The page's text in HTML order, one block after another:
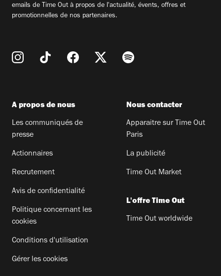
emails de Time Out à propos de l'actualité, évents, offres et
promotionnelles de nos partenaires.
A propos de nous
Les communiqués de
presse
Actionnaires
Recrutement
Avis de confidentialité
Politique concernant les
cookies
Conditions d'utilisation
Gérer les cookies
Nous contacter
Apparaitre sur Time Out
Paris
La publicité
Time Out Market
L'offre Time Out
Time Out worldwide